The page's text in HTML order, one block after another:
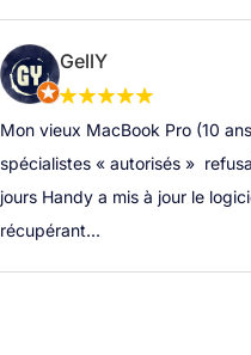
GellY
Mon vieux MacBook Pro (10
spécialistes « autorisés »
jours Handy a mis à jour le
récupérant...